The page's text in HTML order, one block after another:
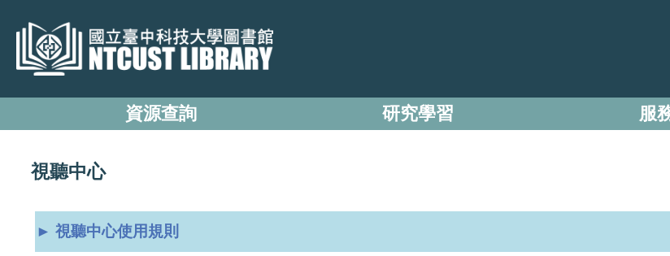
到
主
容
資源查詢 研究學習 服
視聽中心
► 視聽中心使用規則